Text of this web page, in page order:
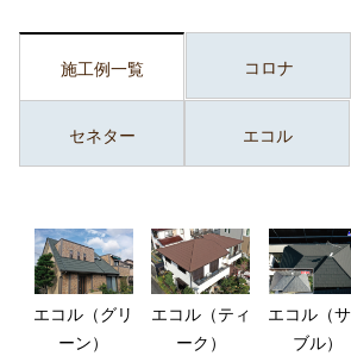
施工例一覧 コロナ
セネター エコル
エコル（グリ
ーン）
エコル（ティ
ーク）
エコル（
ブル）